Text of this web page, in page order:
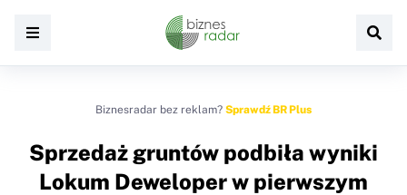
Biznesradar bez reklam? Sprawdź BR Plus
Sprzedaż gruntów podbiła wyniki
Lokum Deweloper w pierwszym